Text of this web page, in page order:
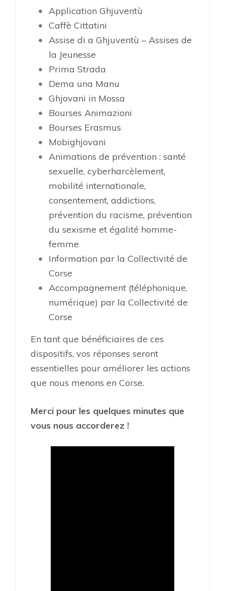
Application Ghjuventù
Caffè Cittatini
Assise di a Ghjuventù – Assises de
la Jeunesse
Prima Strada
Dema una Manu
Ghjovani in Mossa
Bourses Animazioni
Bourses Erasmus
Mobighjovani
Animations de prévention : santé
sexuelle, cyberharcèlement,
mobilité internationale,
consentement, addictions,
prévention du racisme, prévention
du sexisme et égalité homme-
femme
Information par la Collectivité de
Corse
Accompagnement (téléphonique,
numérique) par la Collectivité de
Corse
En tant que bénéficiaires de ces
dispositifs, vos réponses seront
essentielles pour améliorer les actions
que nous menons en Corse.
Merci pour les quelques minutes que
vous nous accorderez !